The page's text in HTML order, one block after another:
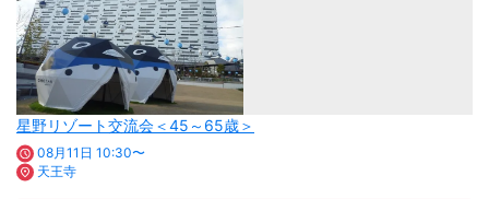
星野リゾート交流会＜45～65歳＞
08月11日 10:30〜
天王寺